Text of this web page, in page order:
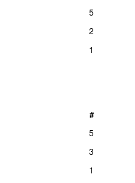
5
2
1
#
5
3
1